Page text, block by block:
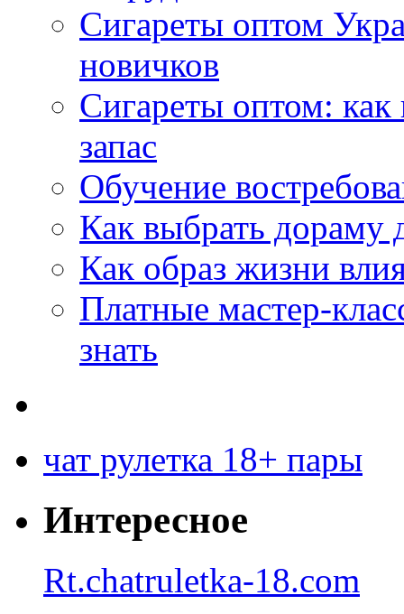
Сигареты оптом
новичков
Сигареты оптом:
запас
Обучение
Как выбрать дораму
Как образ жизни
Платные мастер-
знать
чат рулетка 18+ пары
Интересное
Rt.chatruletka-18.com